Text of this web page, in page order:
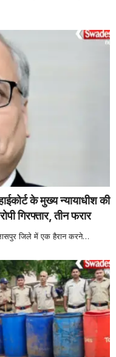
के मुख्य न्यायाधीश की
गिरफ्तार, तीन फरार
जिले में एक हैरान करने…